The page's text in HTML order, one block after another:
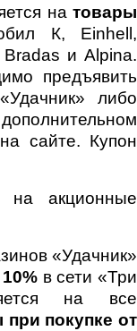
на товары
К, Einhell,
и Alpina.
предъявить
либо
сайте. Купон
на акционные
«Удачник»
в сети «Три
на все
покупке от